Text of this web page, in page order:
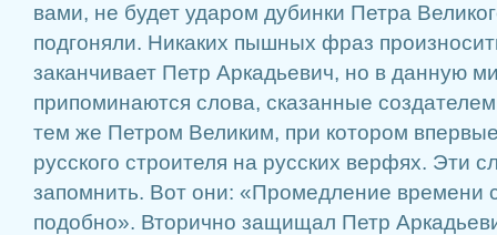
вами, не будет ударом дубинки Петра
подгоняли. Никаких пышных фраз
заканчивает Петр Аркадьевич, но в данную
припоминаются слова, сказанные
тем же Петром Великим, при котором
русского строителя на русских верфях. Эти
запомнить. Вот они: «Промедление времени
подобно». Вторично защищал Петр